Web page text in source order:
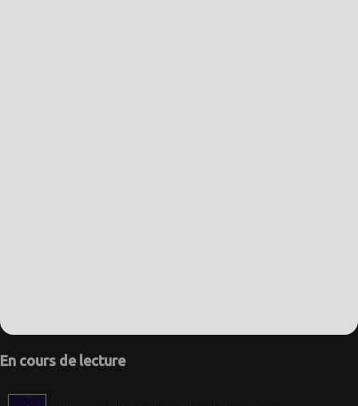
En cours de lecture